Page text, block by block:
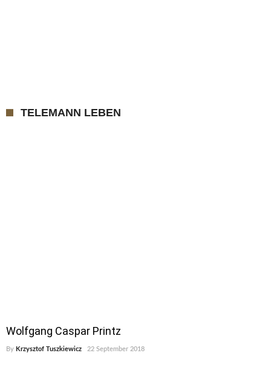
TELEMANN LEBEN
Wolfgang Caspar Printz
By Krzysztof Tuszkiewicz 22 September 2018